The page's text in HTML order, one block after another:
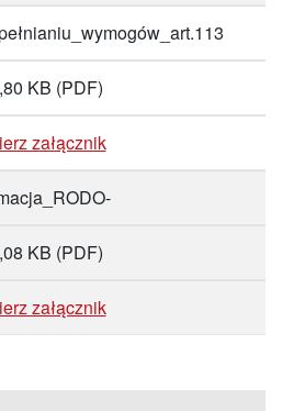
KB (PDF)
załącznik
KB (PDF)
załącznik